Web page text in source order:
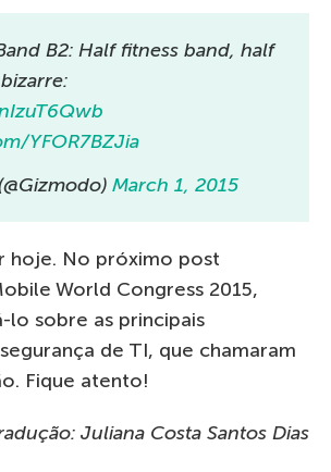
B2: Half fitness band, half
YFOR7BZJia
March 1, 2015
hoje. No próximo post
World Congress 2015,
lo sobre as principais
de TI, que chamaram
Fique atento!
Juliana Costa Santos Dias